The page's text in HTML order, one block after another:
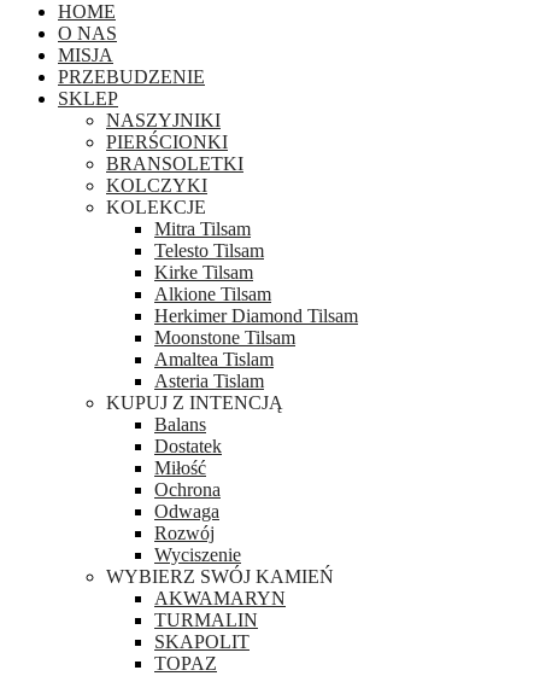
HOME
O NAS
MISJA
PRZEBUDZENIE
SKLEP
NASZYJNIKI
PIERŚCIONKI
BRANSOLETKI
KOLCZYKI
KOLEKCJE
Mitra Tilsam
Telesto Tilsam
Kirke Tilsam
Alkione Tilsam
Herkimer Diamond Tilsam
Moonstone Tilsam
Amaltea Tislam
Asteria Tislam
KUPUJ Z INTENCJĄ
Balans
Dostatek
Miłość
Ochrona
Odwaga
Rozwój
Wyciszenie
WYBIERZ SWÓJ KAMIEŃ
AKWAMARYN
TURMALIN
SKAPOLIT
TOPAZ